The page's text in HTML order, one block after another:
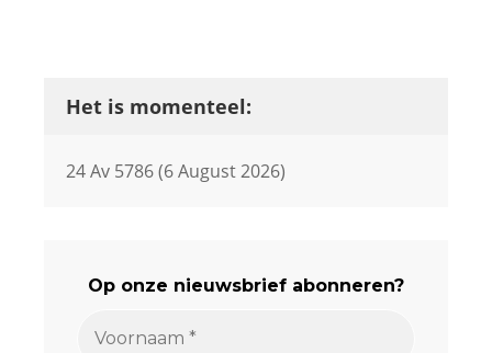
Het is momenteel:
24 Av 5786 (6 August 2026)
Op onze nieuwsbrief abonneren?